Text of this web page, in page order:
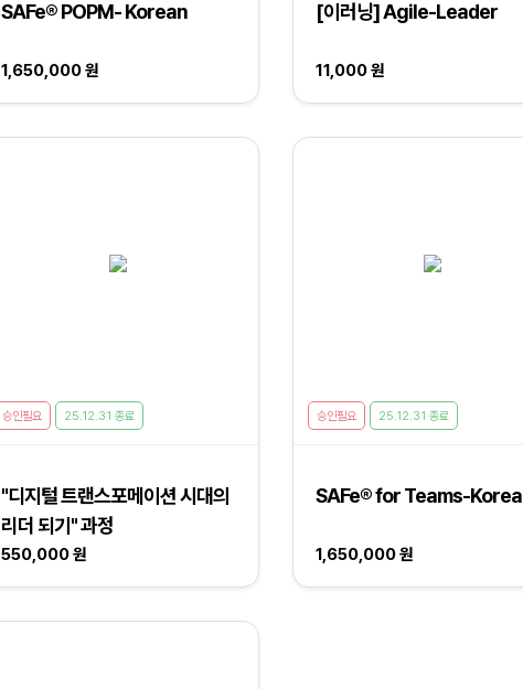
SAFe® POPM- Korean
1,650,000 원
[이러닝] Agile-Leader
11,000 원
승인필요 25.12.31 종료
"디지털 트랜스포메이션 시대의
리더 되기" 과정
550,000 원
승인필요 25.12.31 종료
SAFe® for Teams-
1,650,000 원